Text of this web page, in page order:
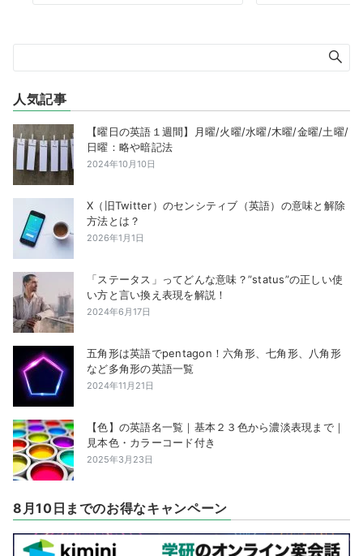
人気記事
【曜日の英語１週間】月曜/火曜/水曜/木曜/金曜/土曜/
日曜：略や暗記法
2024年10月10日
X（旧Twitter）のセンシティブ（英語）の意味と解除
方法とは？
2026年1月1日
「ステータス」ってどんな意味？”status”の正しい使
い方と言い換え表現を解説！
2024年6月17日
五角形は英語でpentagon！六角形、七角形、八角形
など多角形の英語一覧
2024年11月21日
【色】の英語名一覧｜基本２３色から濃淡表現まで｜
見本色・カラーコード付き
2025年3月23日
8月10日までのお得なキャンペーン